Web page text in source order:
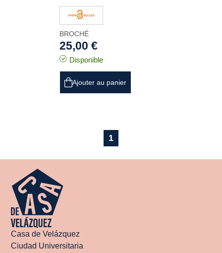
BROCHÉ
25,00 €
Disponible
Ajouter au panier
1
Casa de Velázquez
Ciudad Universitaria